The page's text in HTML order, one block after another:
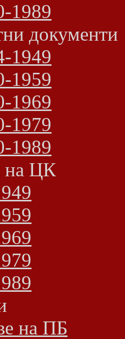
1989
документи
1949
1959
1969
1979
1989
на ЦК
на ПБ